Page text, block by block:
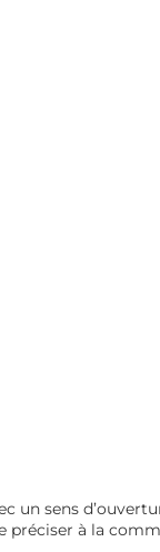
un sens
préciser à la